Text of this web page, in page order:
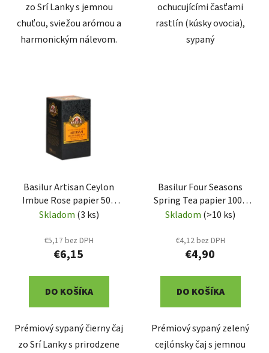
zo Srí Lanky s jemnou
chuťou, sviežou arómou a
harmonickým nálevom.
ochucujícími časťami
rastlín (kúsky ovocia),
sypaný
Basilur Artisan Ceylon
Imbue Rose papier 50g
(4307)
Skladom (3 ks)
€5,17 bez DPH
€6,15
DO KOŠÍKA
Prémiový sypaný čierny čaj
zo Srí Lanky s prirodzene
Basilur Four Seasons
Spring Tea papier 100g
(7658)
Skladom (>10 ks)
€4,12 bez DPH
€4,90
DO KOŠÍKA
Prémiový sypaný zelený
cejlónsky čaj s jemnou